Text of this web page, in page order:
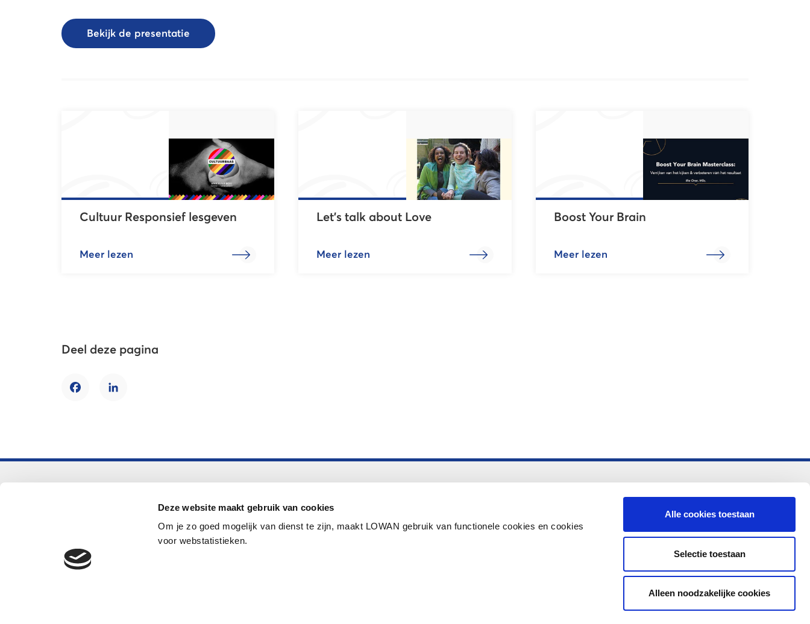
Deze website maakt gebruik van cookies
Om je zo goed mogelijk van dienst te zijn, maakt LOWAN gebruik van functionele cookies en cookies
voor webstatistieken.
Alle cookies toestaan
Selectie toestaan
Alleen noodzakelijke cookies
Bekijk de presentatie
Cultuur Responsief lesgeven
Meer lezen
Let’s talk about Love
Meer lezen
Boost Your Brain
Meer lezen
Deel deze pagina
FacebookLinkedIn